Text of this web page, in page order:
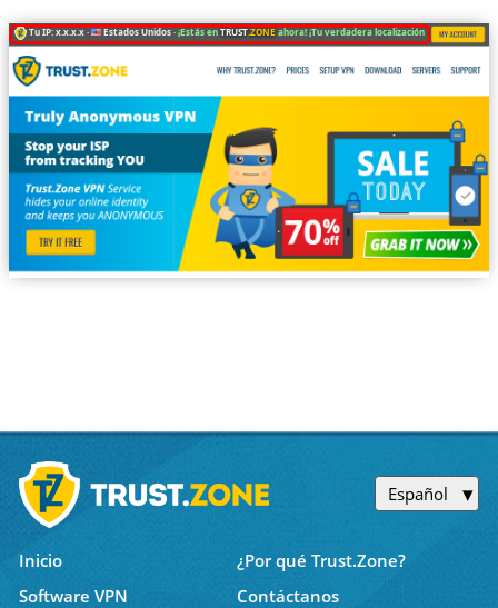
Tu IP: x.x.x.x · Estados Unidos ·¡Estás enTRUST.ZONEahora! ¡Tu verdadera localización está oculta!
Español
Inicio
¿Por qué Trust.Zone?
Software VPN
Contáctanos